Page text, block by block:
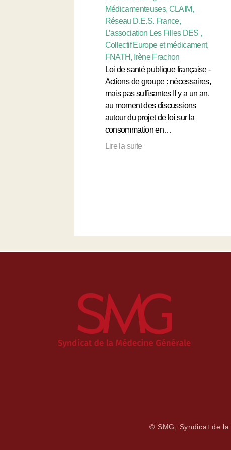
Médicamenteuses, CLAIM,
Réseau D.E.S. France,
L’association Les Filles DES ,
Collectif Europe et médicament,
FNATH, Irène Frachon
Loi de santé publique française -
Actions de groupe : nécessaires,
mais pas suffisantes Il y a un an,
au moment des discussions
autour du projet de loi sur la
consommation en…
Lire la suite
© SMG, Syndicat de